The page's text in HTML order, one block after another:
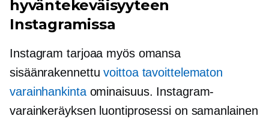
hyväntekeväisyyteen
Instagramissa
Instagram tarjoaa myös omansa
sisäänrakennettu voittoa tavoittelematon
varainhankintaominaisuus. Instagram-
varainkeräyksen luontiprosessi on samanlainen